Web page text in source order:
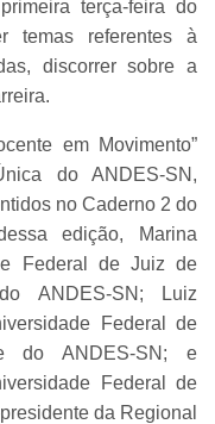
terça-feira do
temas referentes à
discorrer sobre a
em Movimento”
do ANDES-SN,
no Caderno 2 do
edição, Marina
Federal de Juiz de
ANDES-SN; Luiz
Federal de
do ANDES-SN; e
Federal de
da Regional